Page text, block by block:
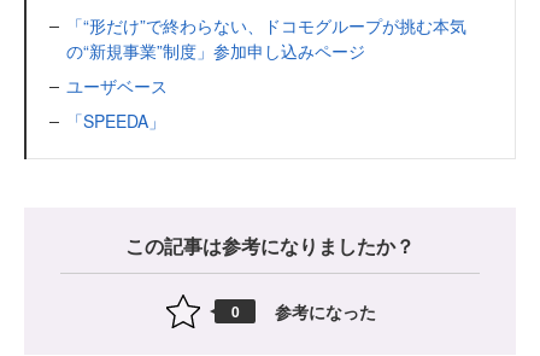
「“形だけ”で終わらない、ドコモグループが挑む本気
の“新規事業”制度」参加申し込みページ
ユーザベース
「SPEEDA」
この記事は参考になりましたか？
0 参考になった